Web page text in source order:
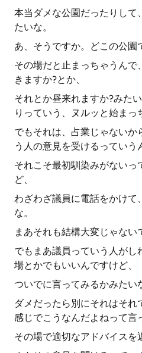
本当ダメな公園だったりして
たいな。
あ、そうですか。どこの公園
その場だと止まっちゃうん
きますか?とか、
それとか昼来れますか?みた
りっていう、ヌルッと始まっ
でもそれは、占業じゃないか
う人の意見を受けるっていう
それこそ最初馴染みがないっ
ど、
わざわざ議員に電話をかけて
な。
まあそれも結構大変じゃない
でもまあ議員っていう人が
場とかでもいいんですけど、
ついでに言ってみるかみたい
ダメだったら別にそれはそ
感じでこうなんだよねって言
その場で適切なアドバイスを